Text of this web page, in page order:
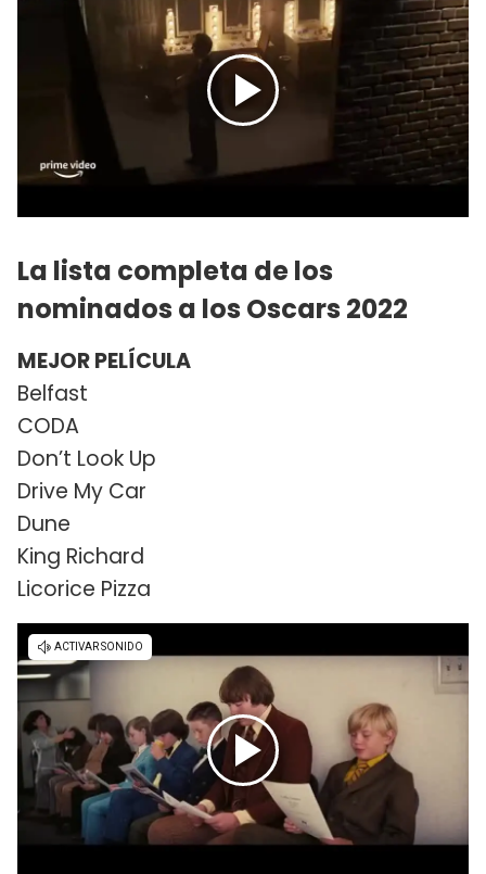
La lista completa de los
nominados a los Oscars 2022
MEJOR PELÍCULA
Belfast
CODA
Don’t Look Up
Drive My Car
Dune
King Richard
Licorice Pizza